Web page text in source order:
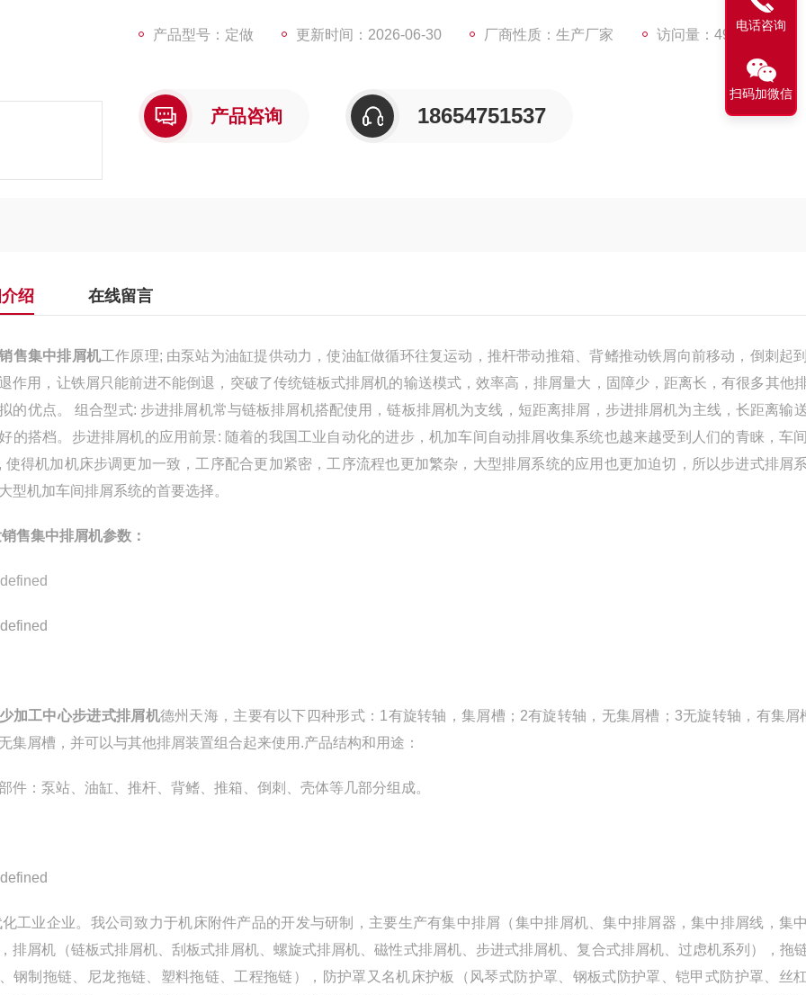
产品型号：定做 更新时间：2026-06-30 厂商性质：生产厂家 访问量：4904
产品咨询 18654751537
绍 在线留言
售集中排屑机工作原理; 由泵站为油缸提供动力，使油缸做循环往复运动，推杆带动推箱、背鳍推动铁屑向前移动，倒刺起
作用，让铁屑只能前进不能倒退，突破了传统链板式排屑机的输送模式，效率高，排屑量大，固障少，距离长，有很多其他
的优点。
组合型式: 步进排屑机常与链板排屑机搭配使用，链板排屑机为支线，短距离排屑，步进排屑机为主线，长距离输
的搭档。 步进排屑机的应用前景: 随着的我国工业自动化的进步，机加车间自动排屑收集系统也越来越受到人们的青睐，车
使得机加机床步调更加一致 ，工序配合更加紧密，工序流程也更加繁杂，大型排屑系统的应用也更加迫切， 所以步进式排屑
型机加车间排屑系统的首要选择。
售集中排屑机参数：
加工中心步进式排屑机德州天海， 主要有以下四种形式：1有旋转轴，集屑槽；2有旋转轴，无集屑槽；3无旋转轴，有集屑
集屑槽，并可以与其他排屑装置组合起来使用.产品结构和用途：
件：泵站、油缸、推杆、背鳍、推箱、倒刺、壳体等几部分组成。
工业企业。我公司致力于机床附件产品的开发与研制，主要生产有集中排屑（集中排屑机、集中排屑器，集中排屑线，集
排屑机（链板式排屑机、刮板式排屑机、螺旋式排屑机、磁性式排屑机、步进式排屑机、复合式排屑机、过虑机系列），拖
钢制拖链、尼龙拖链、塑料拖链、工程拖链），防护罩又名机床护板（风琴式防护罩、钢板式防护罩、铠甲式防护罩、丝
电话咨询
扫码加微信